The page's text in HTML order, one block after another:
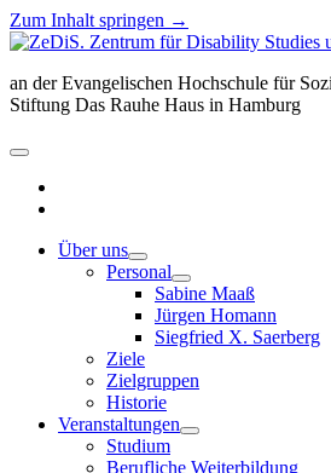
Zum Inhalt springen →
ZeDiS.
für
Disability
und
an der Evangelischen Hochschule für
Stiftung Das Rauhe Haus in Hamburg
Menü
Über uns
Menü
öffnen
Personal
Menü
öffnen
Sabine Maaß
Jürgen Homann
Siegfried X. Saerberg
Ziele
Zielgruppen
Historie
Veranstaltungen
Menü
öffnen
Studium
Berufliche Weiterbildung